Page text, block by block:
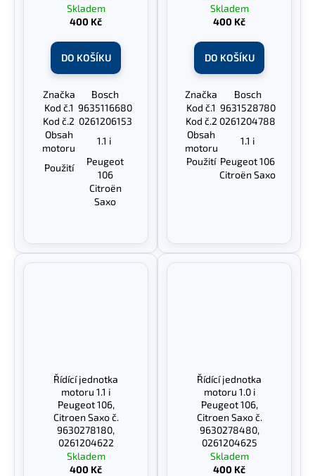
Skladem
400 Kč
DO KOŠÍKU
Značka
Bosch
Kod č.1 9635116680
Kod č.2 0261206153
Obsah
motoru
1.1 i
Použití
Peugeot
106
Citroën
Saxo
Skladem
400 Kč
DO KOŠÍKU
Značka
Bosch
Kod č.1 9631528780
Kod č.2 0261204788
Obsah
motoru
1.1 i
Použití Peugeot 106
Citroën Saxo
Řídící jednotka
motoru 1.1 i
Peugeot 106,
Citroen Saxo č.
9630278180,
0261204622
Skladem
400 Kč
Řídící jednotka
motoru 1.0 i
Peugeot 106,
Citroen Saxo č.
9630278480,
0261204625
Skladem
400 Kč